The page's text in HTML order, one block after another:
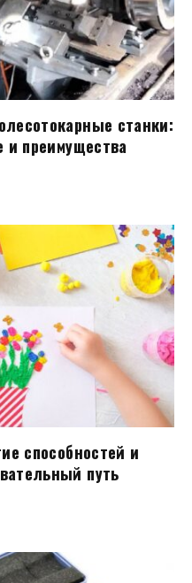
станки:
и преимущества
способностей и
путь